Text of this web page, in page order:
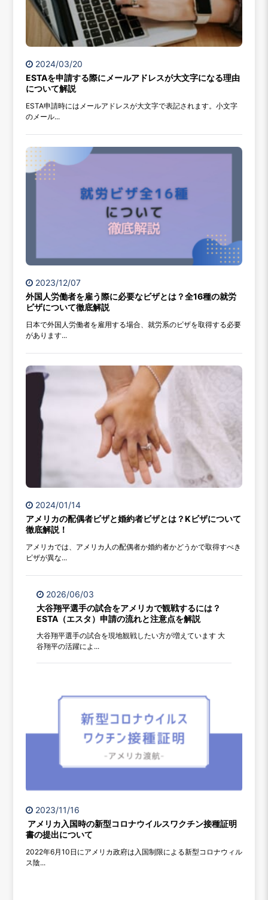
2024/03/20
ESTAを申請する際にメールアドレスが大文字になる理由
について解説
ESTA申請時にはメールアドレスが大文字で表記されます。小文字
のメール...
2023/12/07
外国人労働者を雇う際に必要なビザとは？全16種の就労
ビザについて徹底解説
日本で外国人労働者を雇用する場合、就労系のビザを取得する必要
があります...
2024/01/14
アメリカの配偶者ビザと婚約者ビザとは？Kビザについて
徹底解説！
アメリカでは、アメリカ人の配偶者か婚約者かどうかで取得すべき
ビザが異な...
2026/06/03
大谷翔平選手の試合をアメリカで観戦するには？
ESTA（エスタ）申請の流れと注意点を解説
大谷翔平選手の試合を現地観戦したい方が増えています 大
谷翔平の活躍によ...
2023/11/16
アメリカ入国時の新型コロナウイルスワクチン接種証明
書の提出について
2022年6月10日にアメリカ政府は入国制限による新型コロナウィル
ス陰...